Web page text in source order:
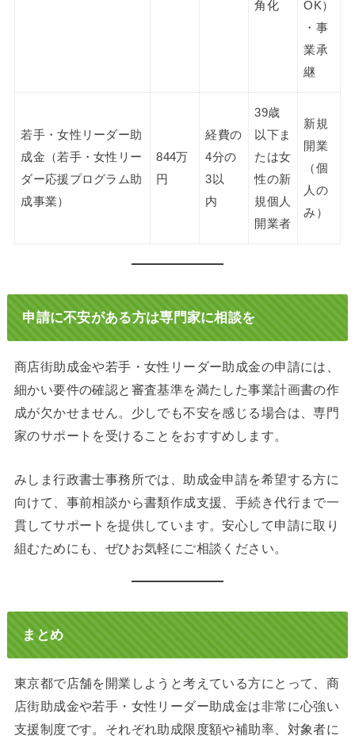
角化
OK）
・事
業承
継
若手・女性リーダー助
成金（若手・女性リー
ダー応援プログラム助
成事業）
844万
円
経費の
4分の
3以
内
39歳
以下ま
たは女
性の新
規個人
開業者
新規
開業
（個
人の
み）
申請に不安がある方は専門家に相談を
商店街助成金や若手・女性リーダー助成金の申請には、
細かい要件の確認と審査基準を満たした事業計画書の作
成が欠かせません。少しでも不安を感じる場合は、専門
家のサポートを受けることをおすすめします。
みしま行政書士事務所では、助成金申請を希望する方に
向けて、事前相談から書類作成支援、手続き代行まで一
貫してサポートを提供しています。安心して申請に取り
組むためにも、ぜひお気軽にご相談ください。
まとめ
東京都で店舗を開業しようと考えている方にとって、商
店街助成金や若手・女性リーダー助成金は非常に心強い
支援制度です。それぞれ助成限度額や補助率、対象者に